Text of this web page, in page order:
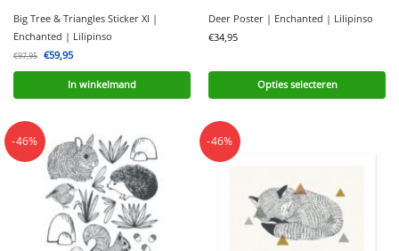
Big Tree & Triangles Sticker Xl |
Enchanted | Lilipinso
€97,95 €59,95
In winkelmand
Deer Poster | Enchanted | Lilipinso
€34,95
Opties selecteren
-46% -46%